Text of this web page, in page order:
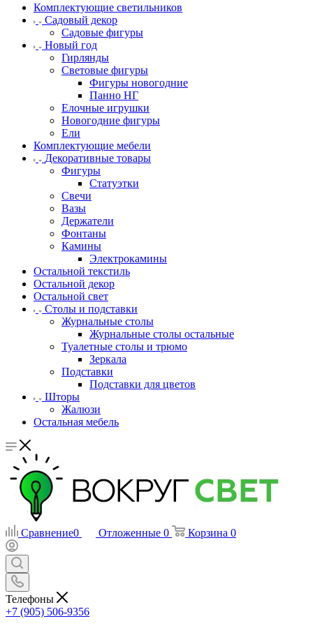
Комплектующие светильников
Садовый декор
Садовые фигуры
Новый год
Гирлянды
Световые фигуры
Фигуры новогодние
Панно НГ
Елочные игрушки
Новогодние фигуры
Ели
Комплектующие мебели
Декоративные товары
Фигуры
Статуэтки
Свечи
Вазы
Держатели
Фонтаны
Камины
Электрокамины
Остальной текстиль
Остальной декор
Остальной свет
Столы и подставки
Журнальные столы
Журнальные столы остальные
Туалетные столы и трюмо
Зеркала
Подставки
Подставки для цветов
Шторы
Жалюзи
Остальная мебель
Сравнение0 Отложенные 0 Корзина 0
Телефоны
+7 (905) 506-9356